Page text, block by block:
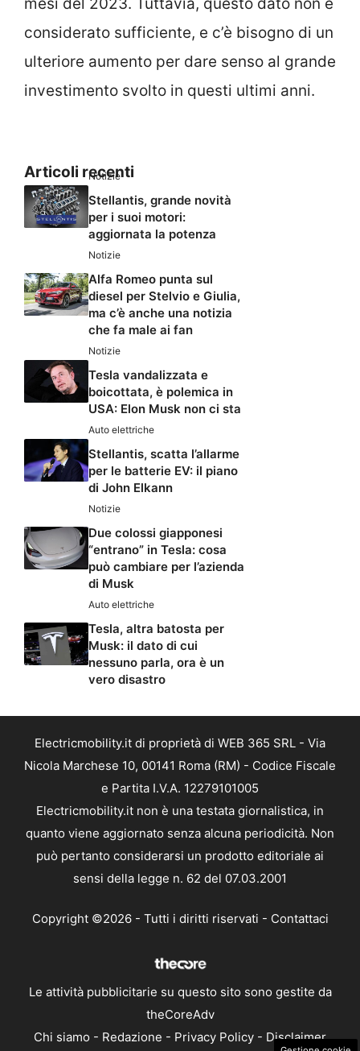
mesi del 2023. Tuttavia, questo dato non è
considerato sufficiente, e c’è bisogno di un
ulteriore aumento per dare senso al grande
investimento svolto in questi ultimi anni.
Articoli recenti
Notizie
Stellantis, grande novità
per i suoi motori:
aggiornata la potenza
Notizie
Alfa Romeo punta sul
diesel per Stelvio e Giulia,
ma c’è anche una notizia
che fa male ai fan
Notizie
Tesla vandalizzata e
boicottata, è polemica in
USA: Elon Musk non ci sta
Auto elettriche
Stellantis, scatta l’allarme
per le batterie EV: il piano
di John Elkann
Notizie
Due colossi giapponesi
“entrano” in Tesla: cosa
può cambiare per l’azienda
di Musk
Auto elettriche
Tesla, altra batosta per
Musk: il dato di cui
nessuno parla, ora è un
vero disastro
Electricmobility.it di proprietà di WEB 365 SRL - Via
Nicola Marchese 10, 00141 Roma (RM) - Codice Fiscale
e Partita I.V.A. 12279101005
Electricmobility.it non è una testata giornalistica, in
quanto viene aggiornato senza alcuna periodicità. Non
può pertanto considerarsi un prodotto editoriale ai
sensi della legge n. 62 del 07.03.2001
Copyright ©2026 - Tutti i diritti riservati - Contattaci
Le attività pubblicitarie su questo sito sono gestite da
theCoreAdv
Chi siamo - Redazione - Privacy Policy - Disclaimer